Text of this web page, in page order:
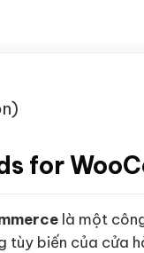
for
là một
tùy biến của cửa